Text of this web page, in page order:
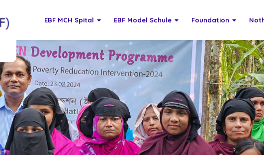
EBF MCH Spital EBF Model Schule Foundation